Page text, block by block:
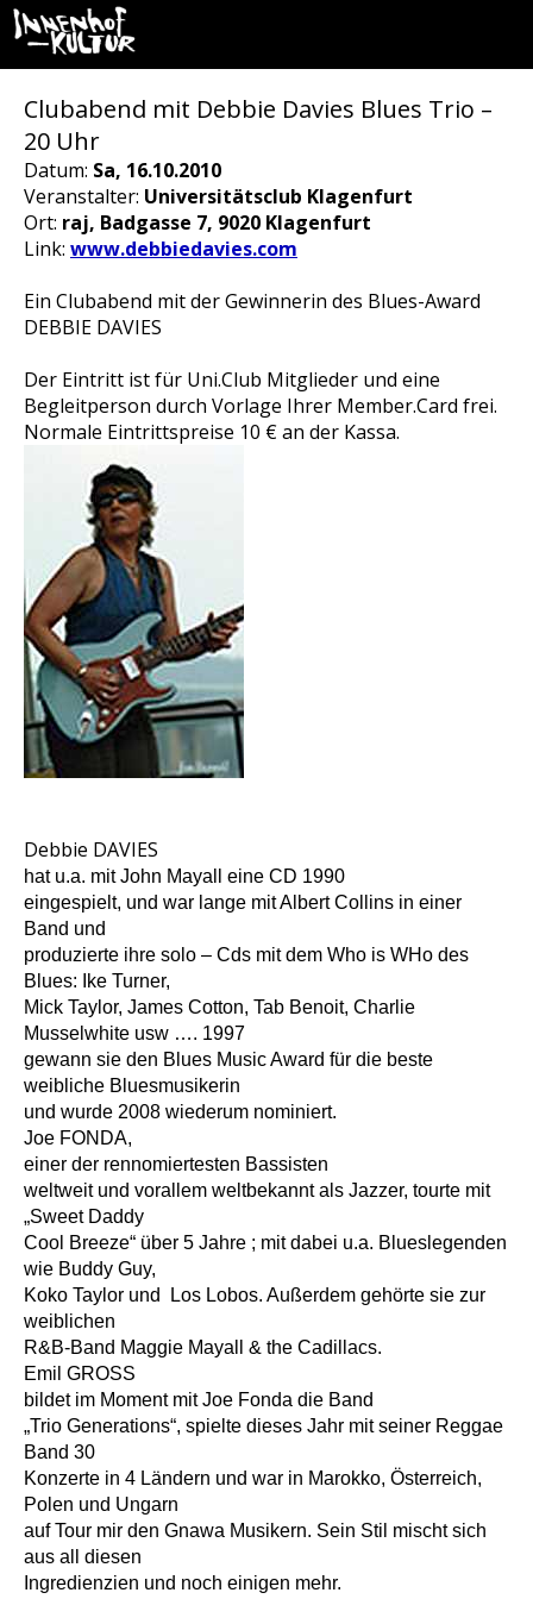
Clubabend mit Debbie Davies Blues Trio –
20 Uhr
Datum: Sa, 16.10.2010
Veranstalter: Universitätsclub Klagenfurt
Ort: raj, Badgasse 7, 9020 Klagenfurt
Link: www.debbiedavies.com
Ein Clubabend mit der Gewinnerin des Blues-Award
DEBBIE DAVIES
Der Eintritt ist für Uni.Club Mitglieder und eine
Begleitperson durch Vorlage Ihrer Member.Card frei.
Normale Eintrittspreise 10 € an der Kassa.
Debbie DAVIES
hat u.a. mit John Mayall eine CD 1990
eingespielt, und war lange mit Albert Collins in einer
Band und
produzierte ihre solo – Cds mit dem Who is WHo des
Blues: Ike Turner,
Mick Taylor, James Cotton, Tab Benoit, Charlie
Musselwhite usw …. 1997
gewann sie den Blues Music Award für die beste
weibliche Bluesmusikerin
und wurde 2008 wiederum nominiert.
Joe FONDA,
einer der rennomiertesten Bassisten
weltweit und vorallem weltbekannt als Jazzer, tourte mit
„Sweet Daddy
Cool Breeze“ über 5 Jahre ; mit dabei u.a. Blueslegenden
wie Buddy Guy,
Koko Taylor und Los Lobos. Außerdem gehörte sie zur
weiblichen
R&B-Band Maggie Mayall & the Cadillacs.
Emil GROSS
bildet im Moment mit Joe Fonda die Band
„Trio Generations“, spielte dieses Jahr mit seiner Reggae
Band 30
Konzerte in 4 Ländern und war in Marokko, Österreich,
Polen und Ungarn
auf Tour mir den Gnawa Musikern. Sein Stil mischt sich
aus all diesen
Ingredienzien und noch einigen mehr.